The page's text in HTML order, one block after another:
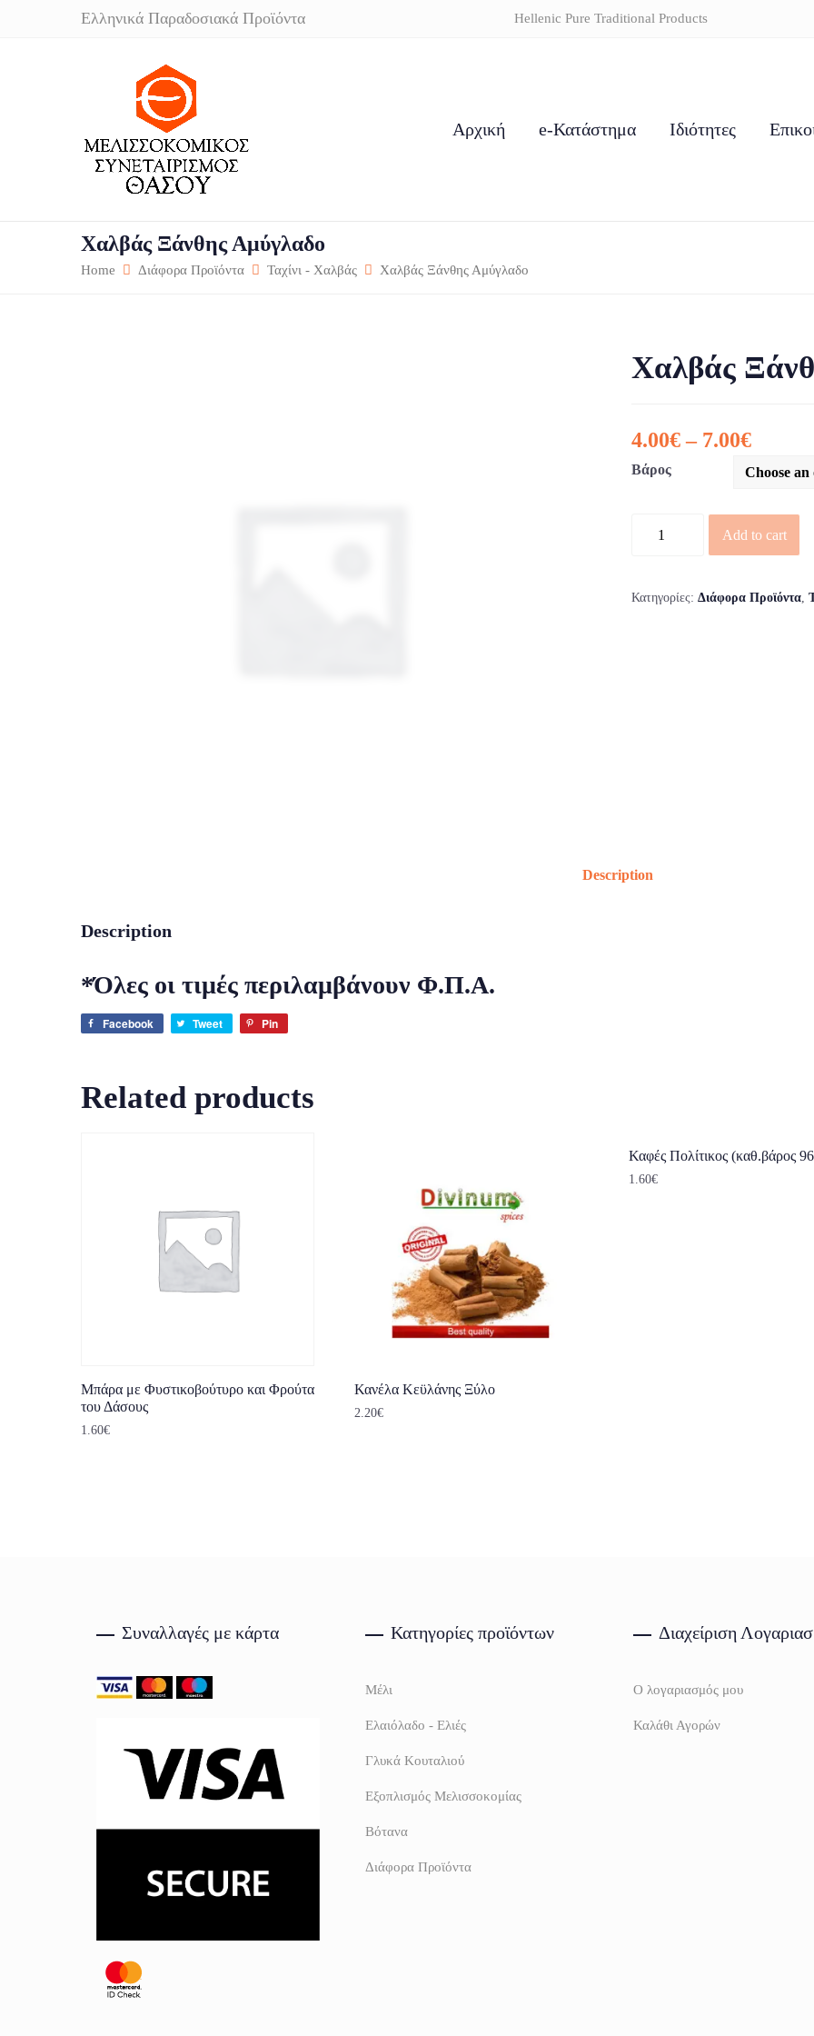
Ελληνικά Παραδοσιακά Προϊόντα Hellenic Pure Traditional Products
Αρχική e-Κατάστημα Ιδιότητες
Χαλβάς Ξάνθης Αμύγλαδο
Home Διάφορα Προϊόντα Ταχίνι - Χαλβάς Χαλβάς Ξάνθης Αμύγλαδο
Χαλβάς
4.00€– 7.00€
Βάρος
Ποσότητα Add to cart
Κατηγορίες:Διάφορα Προϊόντα,
Description
Description
*Όλες οι τιμές περιλαμβάνουν Φ.Π.Α.
Facebook Tweet Pin
Related products
Μπάρα με Φυστικοβούτυρο και Φρούτα
του Δάσους
1.60€
Κανέλα Κεϋλάνης Ξύλο
2.20€
Καφές Πολίτικος (καθ.βάρος
1.60€
Συναλλαγές με κάρτα Κατηγορίες προϊόντων
Μέλι
Ελαιόλαδο - Ελιές
Γλυκά Κουταλιού
Εξοπλισμός Μελισσοκομίας
Βότανα
Διάφορα Προϊόντα
Διαχείριση
Ο λογαριασμός μου
Καλάθι Αγορών